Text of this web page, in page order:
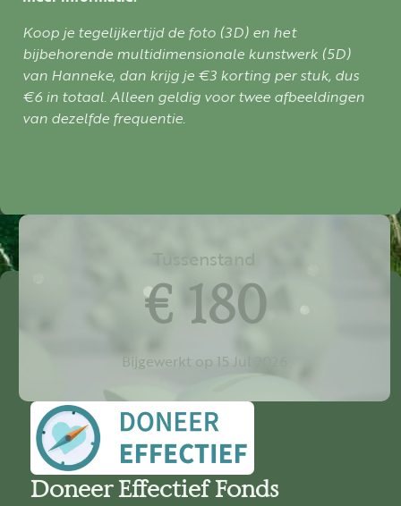
Koop je tegelijkertijd de foto (3D) en het
bijbehorende multidimensionale kunstwerk (5D)
van Hanneke, dan krijg je €3 korting per stuk, dus
€6 in totaal. Alleen geldig voor twee afbeeldingen
van dezelfde frequentie.
Doneer Effectief Fonds
Tussenstand
€ 180
Bijgewerkt op 15 Jul 2026